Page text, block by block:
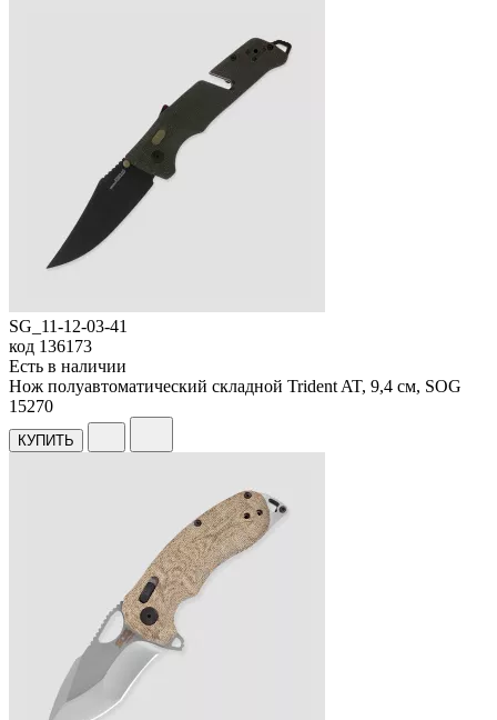
SG_11-12-03-41
код 136173
Есть в наличии
Нож полуавтоматический складной Trident AT, 9,4 см, SOG
15270
КУПИТЬ